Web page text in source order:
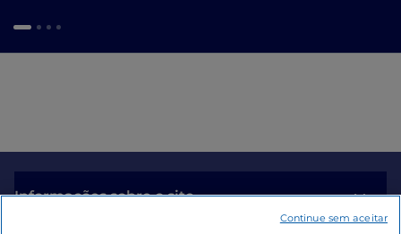
Informações sobre o site
Continue sem aceitar